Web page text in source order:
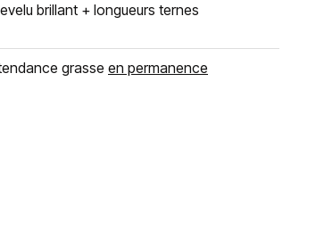
brillant + longueurs ternes
grasse en permanence